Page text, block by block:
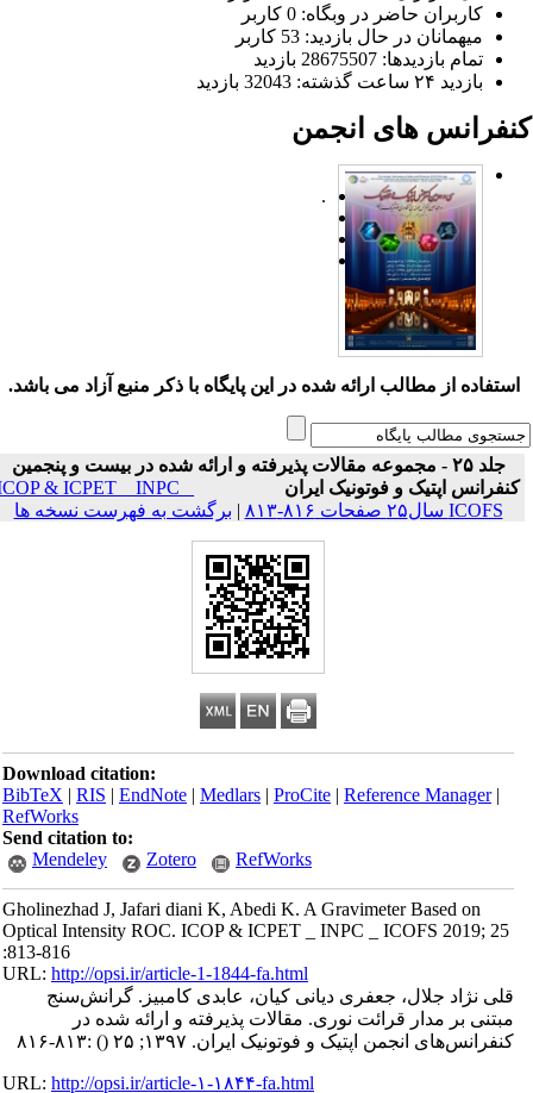
کاربران حاضر در وبگاه: 0 کاربر
میهمانان در حال بازدید: 53 کاربر
تمام بازدید‌ها: 28675507 بازدید
بازدید ۲۴ ساعت گذشته: 32043 بازدید
های انجمن
.
استفاده از مطالب ارائه شده در این پایگاه با ذکر منبع آزاد می باشد.
جلد ۲۵ - مجموعه مقالات پذیرفته و ارائه شده در بیست و پنجمین
کنفرانس اپتیک و فوتونیک ایران
ICOP & ICPET _ INPC _
ICOFS سال۲۵ صفحات ۸۱۶-۸۱۳
| برگشت به فهرست نسخه ها
Download citation:
BibTeX|RIS|EndNote|Medlars|ProCite|Reference Manager
RefWorks
Send citation to:
Mendeley
Zotero RefWorks
Gholinezhad J, Jafari diani K, Abedi K. A Gravimeter Based on
Optical Intensity ROC. ICOP & ICPET _ INPC _ ICOFS 2019; 25
:813-816
URL:http://opsi.ir/article-1-1844-fa.html
قلی نژاد جلال، جعفری دیانی کیان، عابدی کامبیز. گرانش‌سنج
مبتنی بر مدار قرائت نوری. مقالات پذیرفته و ارائه شده در
کنفرانس‌های انجمن اپتیک و فوتونیک ایران. ۱۳۹۷; ۲۵
() :۸۱۳-۸۱۶
URL:http://opsi.ir/article-۱-۱۸۴۴-fa.html